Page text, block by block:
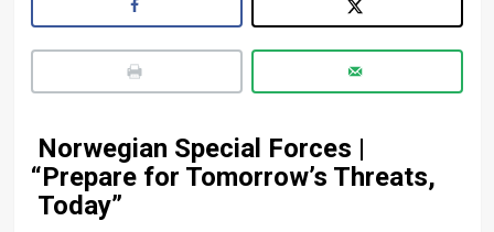
Norwegian Special Forces |
“Prepare for Tomorrow’s Threats,
Today”